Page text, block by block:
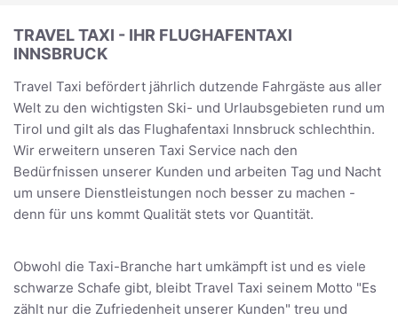
TRAVEL TAXI - IHR FLUGHAFENTAXI
INNSBRUCK
Travel Taxi befördert jährlich dutzende Fahrgäste aus aller
Welt zu den wichtigsten Ski- und Urlaubsgebieten rund um
Tirol und gilt als das Flughafentaxi Innsbruck schlechthin.
Wir erweitern unseren Taxi Service nach den
Bedürfnissen unserer Kunden und arbeiten Tag und Nacht
um unsere Dienstleistungen noch besser zu machen -
denn für uns kommt Qualität stets vor Quantität.
Obwohl die Taxi-Branche hart umkämpft ist und es viele
schwarze Schafe gibt, bleibt Travel Taxi seinem Motto "Es
zählt nur die Zufriedenheit unserer Kunden" treu und